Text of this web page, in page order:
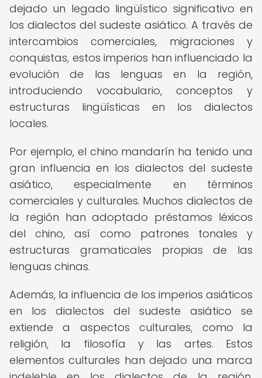
dejado un legado lingüístico significativo en
los dialectos del sudeste asiático. A través de
intercambios comerciales, migraciones y
conquistas, estos imperios han influenciado la
evolución de las lenguas en la región,
introduciendo vocabulario, conceptos y
estructuras lingüísticas en los dialectos
locales.
Por ejemplo, el chino mandarín ha tenido una
gran influencia en los dialectos del sudeste
asiático, especialmente en términos
comerciales y culturales. Muchos dialectos de
la región han adoptado préstamos léxicos
del chino, así como patrones tonales y
estructuras gramaticales propias de las
lenguas chinas.
Además, la influencia de los imperios asiáticos
en los dialectos del sudeste asiático se
extiende a aspectos culturales, como la
religión, la filosofía y las artes. Estos
elementos culturales han dejado una marca